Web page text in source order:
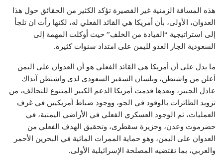
هذه المسافة الزمنية غير القصيرة تؤكد الكثير من الحقائق حول هذا
العدوان، الأولى، بأن أمريكا هي القائد الفعلي له، لكنها رأت ان تلجأ
إلى استراتيجية “القيادة من الخلف” حيث أوكلت المهمة إلى
السعودية الجار العدو لليمن على امتداد سنوات كثيرة.
ما يدل على أن أمريكا هي القائد الفعلي هو أن العدوان على اليمن
أعلن من واشنطن، وبلسان السفير السعودي لدى واشنطن آنذاك
عادل الجبير، وبعدها قدمت أمريكا الدعم الكبير المتنوع للتحالف، من
تزويد الطائرات بالوقود في الجو، ووجود ضباط أمريكيين في غرف
العمليات، ثم الوجود العسكري الفعلي في الأراضي اليمنية، في
حضرموت وعدن، وجزيرة سقطرى، وتحقيق الهدف الفعلي من
العدوان على اليمن، وهو حماية الممرات المائية في البحرين الأحمر
والعربي، بما تقتضيه المصلحة الإسرائيلية الأولى.